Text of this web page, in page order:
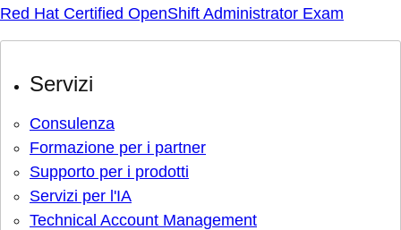
Red Hat Certified OpenShift Administrator Exam
Servizi
Consulenza
Formazione per i partner
Supporto per i prodotti
Servizi per l'IA
Technical Account Management